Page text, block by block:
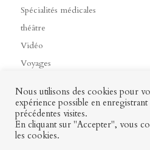
Spécialités médicales
théâtre
Vidéo
Voyages
Contact Mon profil
Nous utilisons des cookies pour
expérience possible en
précédentes visites.
En cliquant sur "Accepter", vous
les cookies.